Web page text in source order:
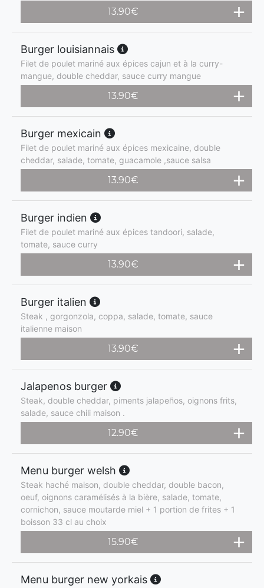
13.90€
Burger louisiannais
Filet de poulet mariné aux épices cajun et à la curry-
mangue, double cheddar, sauce curry mangue
13.90€
Burger mexicain
Filet de poulet mariné aux épices mexicaine, double
cheddar, salade, tomate, guacamole ,sauce salsa
13.90€
Burger indien
Filet de poulet mariné aux épices tandoori, salade,
tomate, sauce curry
13.90€
Burger italien
Steak , gorgonzola, coppa, salade, tomate, sauce
italienne maison
13.90€
Jalapenos burger
Steak, double cheddar, piments jalapeños, oignons frits,
salade, sauce chili maison .
12.90€
Menu burger welsh
Steak haché maison, double cheddar, double bacon,
oeuf, oignons caramélisés à la bière, salade, tomate,
cornichon, sauce moutarde miel + 1 portion de frites + 1
boisson 33 cl au choix
15.90€
Menu burger new yorkais